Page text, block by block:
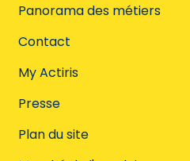
Panorama des métiers
Contact
My Actiris
Presse
Plan du site